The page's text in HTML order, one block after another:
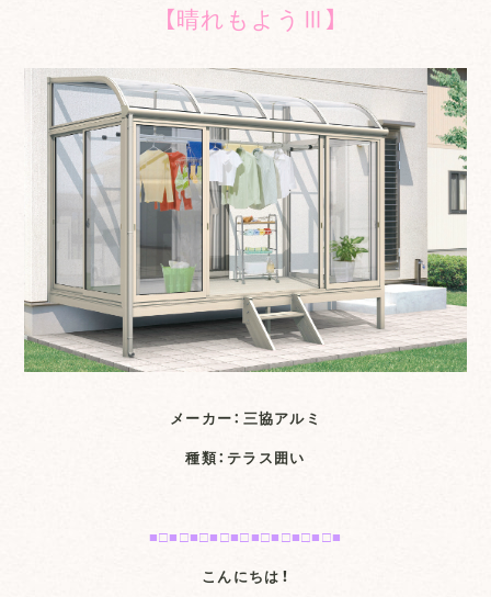
【晴れもようⅢ】
メーカー：三協アルミ
種類：テラス囲い
■□■□■□■□■□■□■□■□■□■
こんにちは！